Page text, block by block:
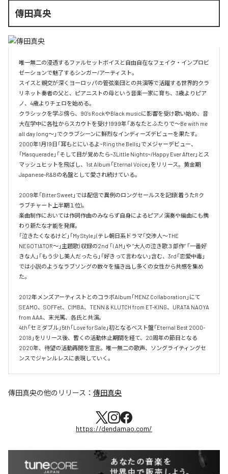
傳田真央
唯一無二の浸透するファルセットボイスと自由自在なフェイク・インプロビ
ゼーションで魅了するシンガー/アーティスト。
スイスと親交が深くヨーロッパの管弦楽団との共演等で活躍する世界的クラ
リネット奏者の父と、ピアニストの母という音楽一家に育ち、3歳よりピア
ノ、4歳よりチェロを始める。
クラシックを学ぶ傍ら、90's RockやBlack musicに影響を受け歌い始め、音
大在学中に各社からスカウトを受け1999年「あなたとふたりで～Be with me
all day long～」でクラブシーンに鮮烈なインディーズデビューを果たす。
2000年1月19日「耳もとにいるよ~Ring the Bells」でメジャーデビュー、
「Masquerade」「そして目が覚めたら~3Little Nights~/Happy Ever After」とス
マッシュヒットを飛ばし、1st Album「Eternal Voice」をリリース。黄金期
Japanese-R&Bの名盤として愛され続けている。
2009年「Bitter Sweet」では配信で異例のロングセールスを記録(着うたRク
ラブチャート上半期１位)。
楽曲制作においては作詞作曲のみならず自身によるピアノ演奏や編曲にも携
わり新たな才能を発揮。
「泣きたくなるけど」「My Style」(テレ朝日系ドラマ「交渉人～THE
NEGOTIATOR～」主題歌) 収録の2nd 「I AM」や ”大人の泣き歌３部作” 「一番好
きな人」「もう少し美人だったら」「好きって言わない」含む、3rd「恋愛中毒」
では小説のようなラブソングの数々を描き出し多くの女性から共感を集め
た。
2012年メンズアーティストとのコラボAlbum「MENZ Collaboration」にて
SEAMO、SOFFet、CIMBA、TENN & KLUTCH from ET-KING、URATA NAOYA
from AAA、末光篤、各氏と共演。
4th「セミダブル」5th「Love for Sale」初となるベスト盤「Eternal Best 2000-
2018」をリリース後、暫くの活動休止期間を経て、20周年の節目となる
2020年、待望の活動再開を宣言。唯一無二の歌声、ソングライティングセ
ンスでジャンルレスに表現していく。
傳田真央の他のリリース： 傳田真央
https://dendamao.com/